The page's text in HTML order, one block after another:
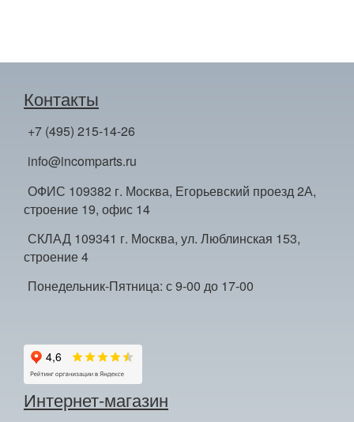
Контакты
+7 (495) 215-14-26
info@incomparts.ru
ОФИС 109382 г. Москва, Егорьевский проезд 2А,
строение 19, офис 14
СКЛАД 109341 г. Москва, ул. Люблинская 153,
строение 4
Понедельник-Пятница: с 9-00 до 17-00
Интернет-магазин